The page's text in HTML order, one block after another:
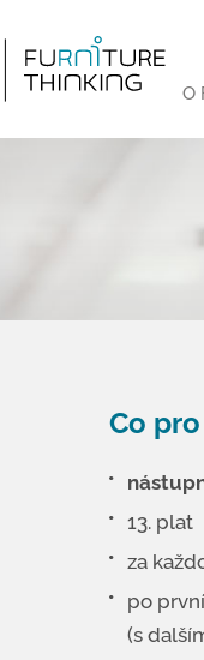
O
Co
13. plat
za
po
(s